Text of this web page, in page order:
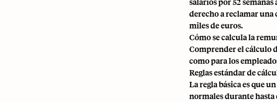
derecho a reclamar una
miles de euros.
Cómo se calcula la
Comprender el cálculo
como para los
Reglas estándar de
La regla básica es que
normales durante hasta